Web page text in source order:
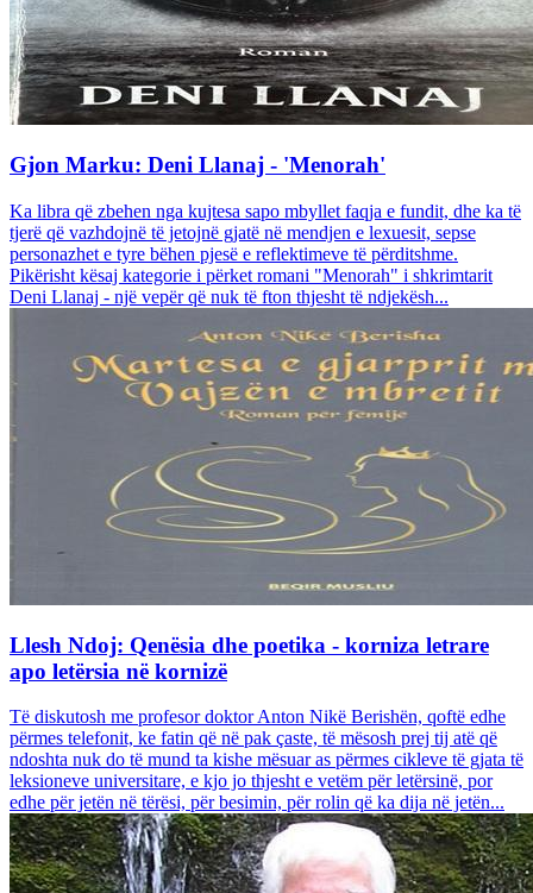
Gjon Marku: Deni Llanaj - 'Menorah'
Ka libra që zbehen nga kujtesa sapo mbyllet faqja e fundit, dhe ka të
tjerë që vazhdojnë të jetojnë gjatë në mendjen e lexuesit, sepse
personazhet e tyre bëhen pjesë e reflektimeve të përditshme.
Pikërisht kësaj kategorie i përket romani "Menorah" i shkrimtarit
Deni Llanaj - një vepër që nuk të fton thjesht të ndjekësh...
Llesh Ndoj: Qenësia dhe poetika - korniza letrare
apo letërsia në kornizë
Të diskutosh me profesor doktor Anton Nikë Berishën, qoftë edhe
përmes telefonit, ke fatin që në pak çaste, të mësosh prej tij atë që
ndoshta nuk do të mund ta kishe mësuar as përmes cikleve të gjata të
leksioneve universitare, e kjo jo thjesht e vetëm për letërsinë, por
edhe për jetën në tërësi, për besimin, për rolin që ka dija në jetën...